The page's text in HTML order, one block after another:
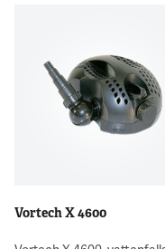
Vortech X 4600